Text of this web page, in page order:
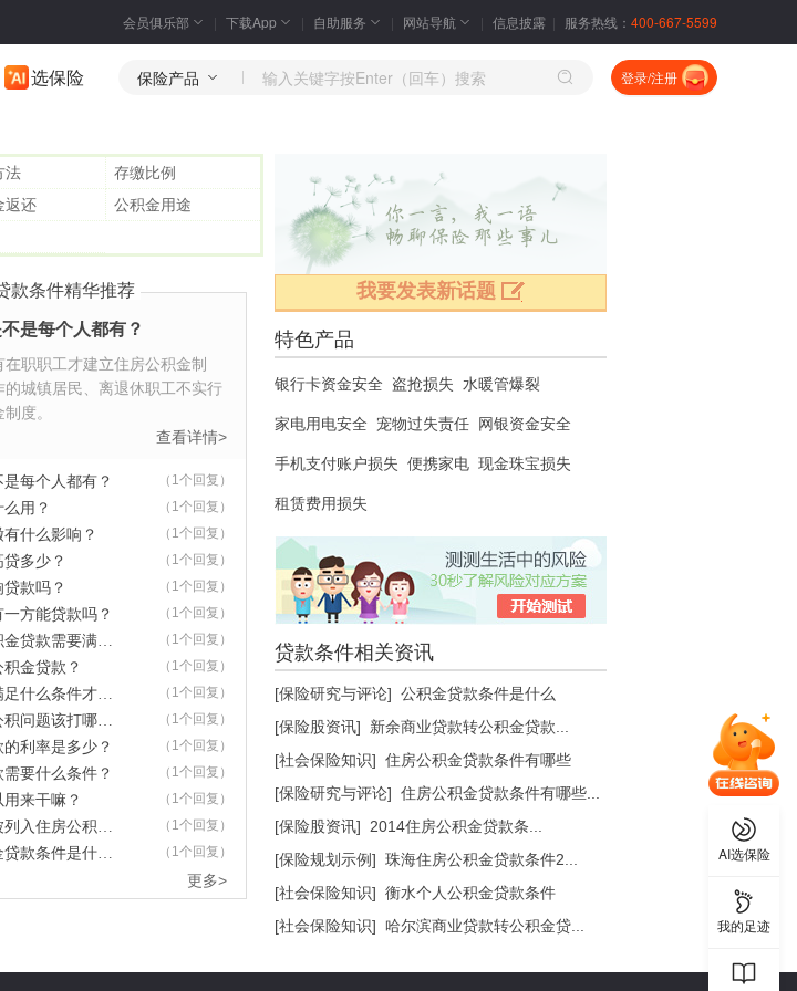
会员俱乐部 下载App 自助服务 网站导航 信息披露 服务热线： 400-667-5599
选保险 保险产品 登录/注册
法
存缴比例
返还
公积金用途
款条件精华推荐
是每个人都有？
职职工才建立住房公积金制
的城镇居民、离退休职工不实行
度。
查看详情>
每个人都有？ （1个回复）
用？ （1个回复）
什么影响？ （1个回复）
多少？ （1个回复）
款吗？ （1个回复）
方能贷款吗？ （1个回复）
夫妻一起用公积金贷款需要满足什么条件？ （1个回复）
金贷款？ （1个回复）
职工公积金要满足什么条件才能领取？ （1个回复）
想要咨询住房公积问题该打哪个电话？ （1个回复）
利率是多少？ （1个回复）
要什么条件？ （1个回复）
来干嘛？ （1个回复）
什么情况下会被列入住房公积金黑名单？ （1个回复）
成都住房公积金贷款条件是什么？ （1个回复）
更多>
我要发表新话题
特色产品
银行卡资金安全 盗抢损失 水暖管爆裂
家电用电安全 宠物过失责任 网银资金安全
手机支付账户损失 便携家电 现金珠宝损失
租赁费用损失
贷款条件相关资讯
[保险研究与评论] 公积金贷款条件是什么
[保险股资讯]
新余商业贷款转公积金贷款...
[社会保险知识] 住房公积金贷款条件有哪些
[保险研究与评论] 住房公积金贷款条件有哪些...
[保险股资讯]
2014住房公积金贷款条...
[保险规划示例] 珠海住房公积金贷款条件2...
[社会保险知识] 衡水个人公积金贷款条件
[社会保险知识] 哈尔滨商业贷款转公积金贷...
AI选保险
我的足迹